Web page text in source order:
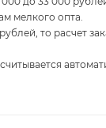
мелкого опта.
то расчет